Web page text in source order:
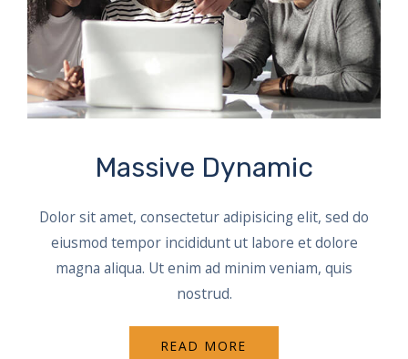
Massive Dynamic
Dolor sit amet, consectetur adipisicing elit, sed do
eiusmod tempor incididunt ut labore et dolore
magna aliqua. Ut enim ad minim veniam, quis
nostrud.
READ MORE